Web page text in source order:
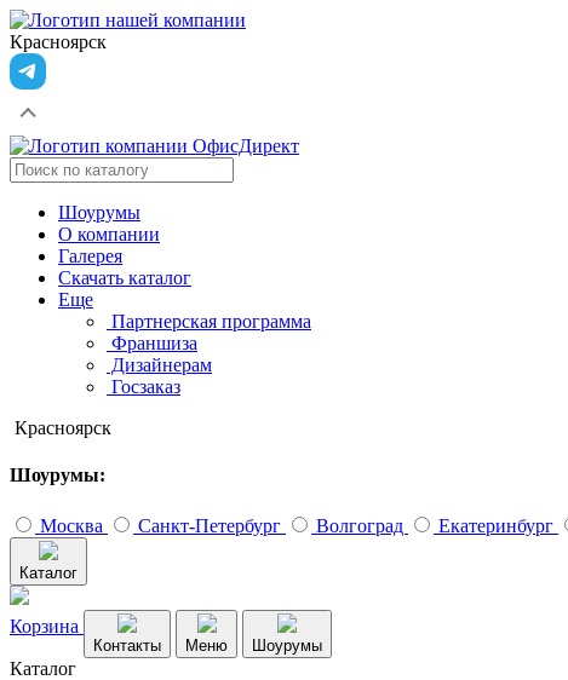
Красноярск
Шоурумы
О компании
Галерея
Скачать каталог
Еще
Партнерская программа
Франшиза
Дизайнерам
Госзаказ
Красноярск
Шоурумы:
Москва Санкт-Петербург Волгоград Екатеринбург
Каталог
Корзина
Контакты Меню Шоурумы
Каталог